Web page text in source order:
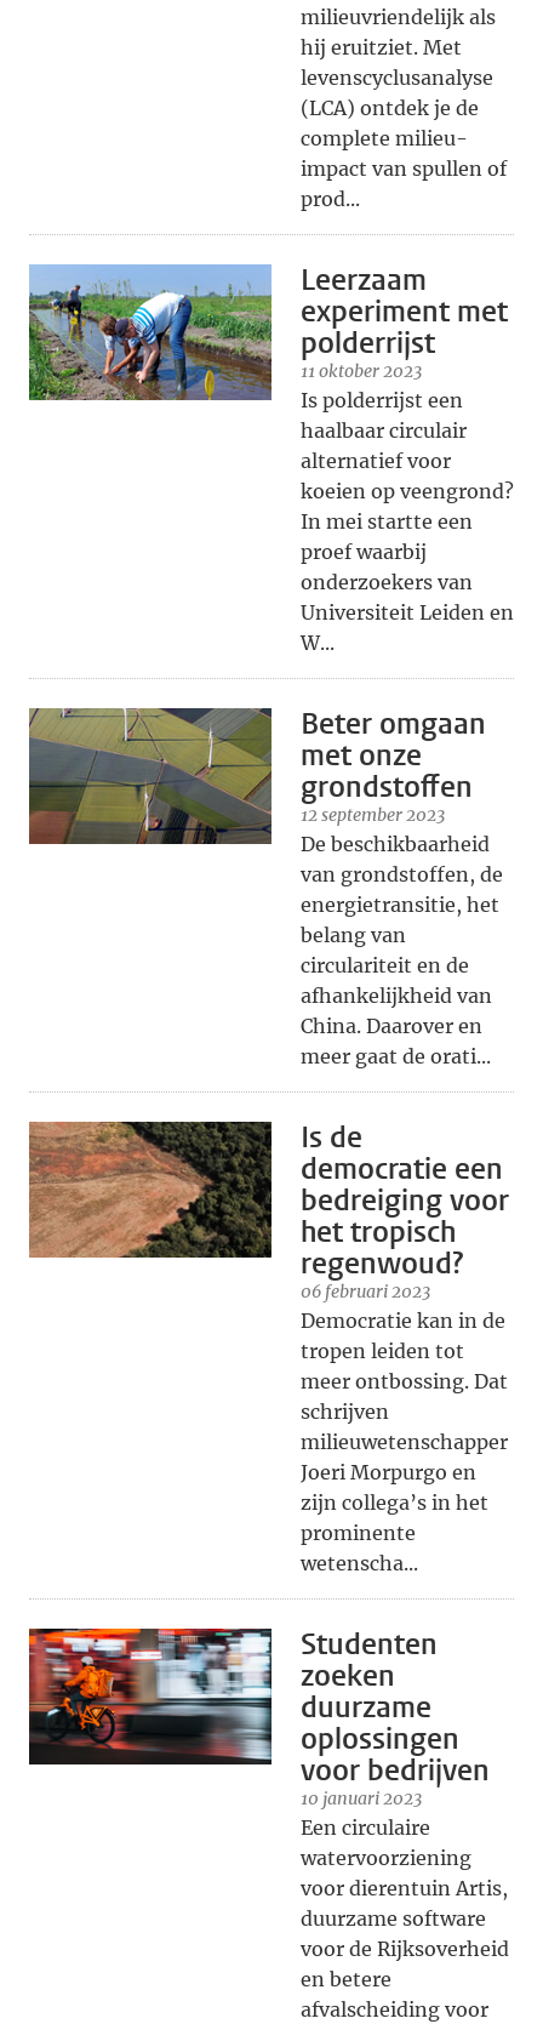
milieuvriendelijk als
hij eruitziet. Met
levenscyclusanalyse
(LCA) ontdek je de
complete milieu-
impact van spullen of
prod...
Leerzaam
experiment met
polderrijst
11 oktober 2023
Is polderrijst een
haalbaar circulair
alternatief voor
koeien op veengrond?
In mei startte een
proef waarbij
onderzoekers van
Universiteit Leiden en
W...
Beter omgaan
met onze
grondstoffen
12 september 2023
De beschikbaarheid
van grondstoffen, de
energietransitie, het
belang van
circulariteit en de
afhankelijkheid van
China. Daarover en
meer gaat de orati...
Is de
democratie een
bedreiging voor
het tropisch
regenwoud?
06 februari 2023
Democratie kan in de
tropen leiden tot
meer ontbossing. Dat
schrijven
milieuwetenschapper
Joeri Morpurgo en
zijn collega’s in het
prominente
wetenscha...
Studenten
zoeken
duurzame
oplossingen
voor bedrijven
10 januari 2023
Een circulaire
watervoorziening
voor dierentuin Artis,
duurzame software
voor de Rijksoverheid
en betere
afvalscheiding voor